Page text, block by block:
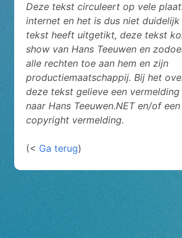
Deze tekst circuleert op vele
internet en het is dus niet
tekst heeft uitgetikt, deze tekst
show van Hans Teeuwen en
alle rechten toe aan hem en zijn
productiemaatschappij. Bij het
deze tekst gelieve een
naar Hans Teeuwen.NET en/of
copyright vermelding.
(< Ga terug)